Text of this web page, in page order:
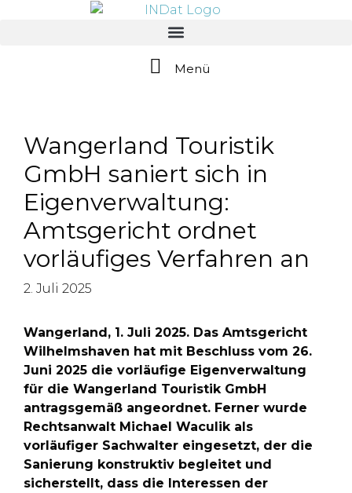
Menü
Wangerland Touristik
GmbH saniert sich in
Eigenverwaltung:
Amtsgericht ordnet
vorläufiges Verfahren an
2. Juli 2025
Wangerland, 1. Juli 2025. Das Amtsgericht
Wilhelmshaven hat mit Beschluss vom 26.
Juni 2025 die vorläufige Eigenverwaltung
für die Wangerland Touristik GmbH
antragsgemäß angeordnet. Ferner wurde
Rechtsanwalt Michael Waculik als
vorläufiger Sachwalter eingesetzt, der die
Sanierung konstruktiv begleitet und
sicherstellt, dass die Interessen der